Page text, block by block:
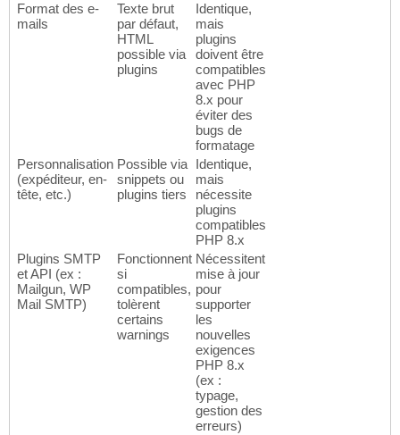
Format des e-
mails
Texte brut
par défaut,
HTML
possible via
plugins
Identique,
mais
plugins
doivent être
compatibles
avec PHP
8.x pour
éviter des
bugs de
formatage
Personnalisation
(expéditeur, en-
tête, etc.)
Possible via
snippets ou
plugins tiers
Identique,
mais
nécessite
plugins
compatibles
PHP 8.x
Plugins SMTP
et API (ex :
Mailgun, WP
Mail SMTP)
Fonctionnent
si
compatibles,
tolèrent
certains
warnings
Nécessitent
mise à jour
pour
supporter
les
nouvelles
exigences
PHP 8.x
(ex :
typage,
gestion des
erreurs)